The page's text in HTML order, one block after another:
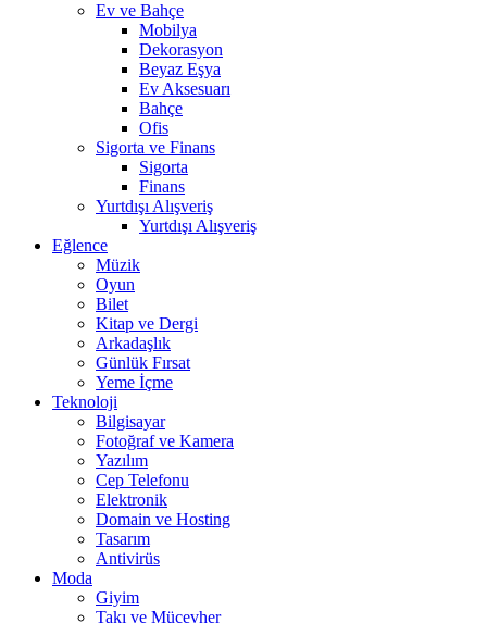
Ev ve Bahçe
Mobilya
Dekorasyon
Beyaz Eşya
Ev Aksesuarı
Bahçe
Ofis
Sigorta ve Finans
Sigorta
Finans
Yurtdışı Alışveriş
Yurtdışı Alışveriş
Eğlence
Müzik
Oyun
Bilet
Kitap ve Dergi
Arkadaşlık
Günlük Fırsat
Yeme İçme
Teknoloji
Bilgisayar
Fotoğraf ve Kamera
Yazılım
Cep Telefonu
Elektronik
Domain ve Hosting
Tasarım
Antivirüs
Moda
Giyim
Takı ve Mücevher